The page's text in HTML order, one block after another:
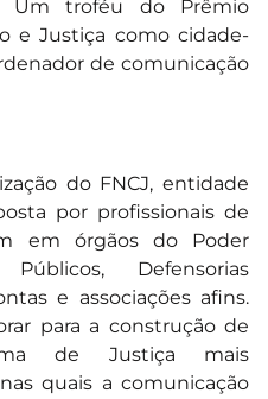
Um troféu do Prêmio
e Justiça como cidade-
de comunicação
do FNCJ, entidade
por profissionais de
em órgãos do Poder
Defensorias
e associações afins.
para a construção de
de Justiça mais
quais a comunicação